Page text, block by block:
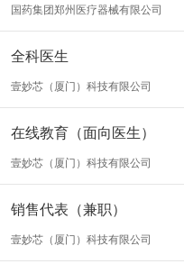
国药集团郑州医疗器械有限公司
全科医生
壹妙芯（厦门）科技有限公司
在线教育（面向医生）
壹妙芯（厦门）科技有限公司
销售代表（兼职）
壹妙芯（厦门）科技有限公司